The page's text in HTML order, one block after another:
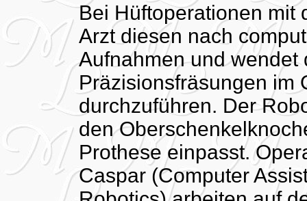
Bei Hüftoperationen mit
Arzt diesen nach
Aufnahmen und
Präzisionsfräsungen im
durchzuführen. Der
den
Prothese einpasst.
Caspar (Computer